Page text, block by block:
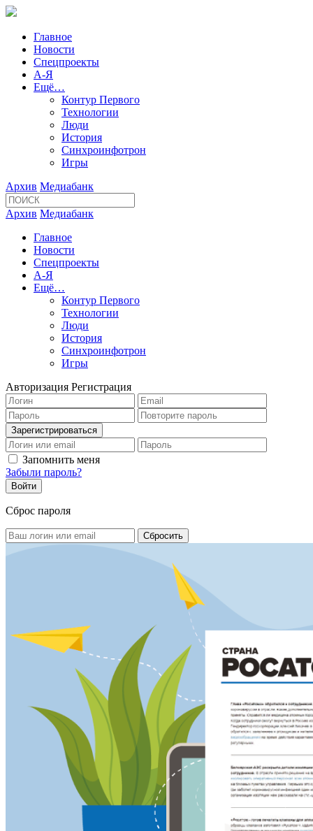
Главное
Новости
Спецпроекты
А-Я
Ещё…
Контур Первого
Технологии
Люди
История
Синхроинфотрон
Игры
Архив Медиабанк
Архив Медиабанк
Главное
Новости
Спецпроекты
А-Я
Ещё…
Контур Первого
Технологии
Люди
История
Синхроинфотрон
Игры
Авторизация Регистрация
Запомнить меня
Забыли пароль?
Сброс пароля